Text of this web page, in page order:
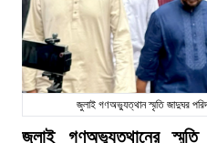
জুলাই গণঅভ্যুত্থান স্মৃতি জাদুঘর
জুলাই গণঅভ্যুত্থানের